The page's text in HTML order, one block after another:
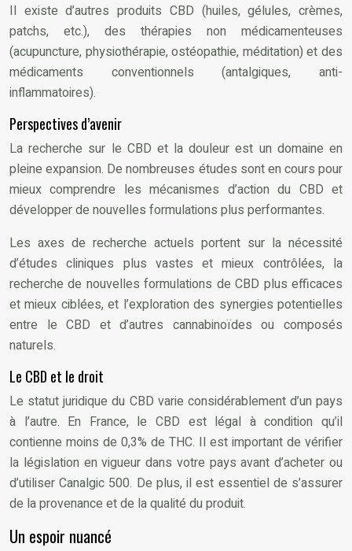
Il existe d’autres produits CBD (huiles, gélules, crèmes,
patchs, etc.), des thérapies non médicamenteuses
(acupuncture, physiothérapie, ostéopathie, méditation) et des
médicaments conventionnels (antalgiques, anti-
inflammatoires).
Perspectives d’avenir
La recherche sur le CBD et la douleur est un domaine en
pleine expansion. De nombreuses études sont en cours pour
mieux comprendre les mécanismes d’action du CBD et
développer de nouvelles formulations plus performantes.
Les axes de recherche actuels portent sur la nécessité
d’études cliniques plus vastes et mieux contrôlées, la
recherche de nouvelles formulations de CBD plus efficaces
et mieux ciblées, et l’exploration des synergies potentielles
entre le CBD et d’autres cannabinoïdes ou composés
naturels.
Le CBD et le droit
Le statut juridique du CBD varie considérablement d’un pays
à l’autre. En France, le CBD est légal à condition qu’il
contienne moins de 0,3% de THC. Il est important de vérifier
la législation en vigueur dans votre pays avant d’acheter ou
d’utiliser Canalgic 500. De plus, il est essentiel de s’assurer
de la provenance et de la qualité du produit.
Un espoir nuancé